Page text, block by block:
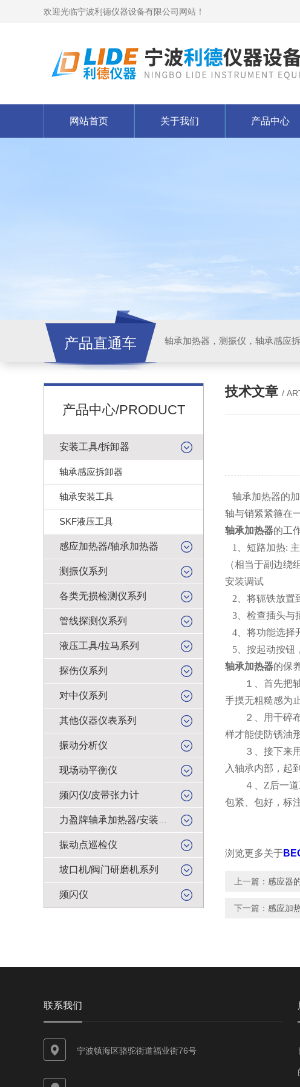
欢迎光临宁波利德仪器设备有限公司网站！
网站首页 关于我们 产品中心
产品直通车 轴承加热器，测振仪，轴承感应
产品中心/PRODUCT
安装工具/拆卸器
轴承感应拆卸器
轴承安装工具
SKF液压工具
感应加热器/轴承加热器
测振仪系列
各类无损检测仪系列
管线探测仪系列
液压工具/拉马系列
探伤仪系列
对中仪系列
其他仪器仪表系列
振动分析仪
现场动平衡仪
频闪仪/皮带张力计
振动点巡检仪
坡口机/阀门研磨机系列
频闪仪
技术文章 /
轴承加热器的
轴与销紧紧箍在
轴承加热器的工
1
、短路加热:
（相当于副边绕
安装调试
2 、将轭铁放置
3 、检查插头
4 、将功能选
5 、按起动按
轴承加热器的保
１、首先把轴
手摸无粗糙感为止
２、用干碎布
样才能使防锈油
３、接下来用
入轴承内部，起
４、Z后一道工
包紧、包好，标
浏览更多关于
上一篇： 感应器
下一篇： 感应加
联系我们
宁波镇海区骆驼街道福业街76号